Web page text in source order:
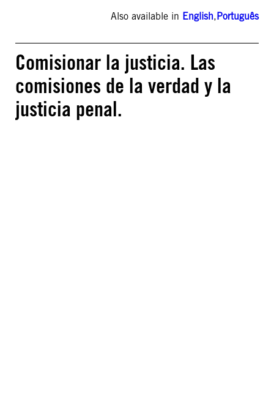
Also available in English,Português
Comisionar la justicia. Las
comisiones de la verdad y la
justicia penal.